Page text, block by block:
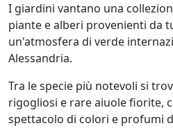
I giardini vantano una
piante e alberi provenienti da
un'atmosfera di verde
Alessandria.
Tra le specie più notevoli si
rigogliosi e rare aiuole fiorite,
spettacolo di colori e profumi